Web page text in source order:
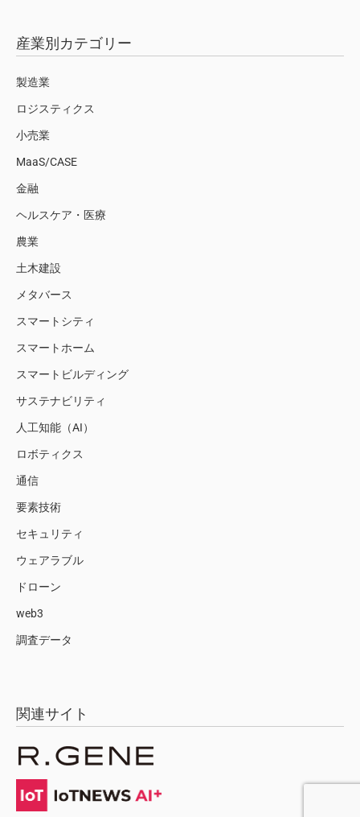
産業別カテゴリー
製造業
ロジスティクス
小売業
MaaS/CASE
金融
ヘルスケア・医療
農業
土木建設
メタバース
スマートシティ
スマートホーム
スマートビルディング
サステナビリティ
人工知能（AI）
ロボティクス
通信
要素技術
セキュリティ
ウェアラブル
ドローン
web3
調査データ
関連サイト